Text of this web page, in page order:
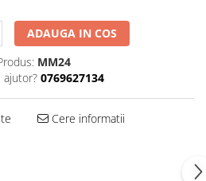
ADAUGA IN COS
MM24
ajutor? 0769627134
Cere informatii